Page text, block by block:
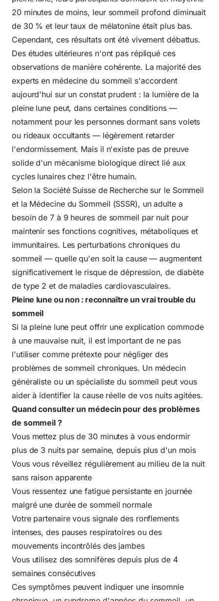
20 minutes de moins, leur sommeil profond diminuait
de 30 % et leur taux de mélatonine était plus bas.
Cependant, ces résultats ont été vivement débattus.
Des études ultérieures n'ont pas répliqué ces
observations de manière cohérente. La majorité des
experts en médecine du sommeil s'accordent
aujourd'hui sur un constat prudent : la lumière de la
pleine lune peut, dans certaines conditions —
notamment pour les personnes dormant sans volets
ou rideaux occultants — légèrement retarder
l'endormissement. Mais il n'existe pas de preuve
solide d'un mécanisme biologique direct lié aux
cycles lunaires chez l'être humain.
Selon la Société Suisse de Recherche sur le Sommeil
et la Médecine du Sommeil (SSSR), un adulte a
besoin de 7 à 9 heures de sommeil par nuit pour
maintenir ses fonctions cognitives, métaboliques et
immunitaires. Les perturbations chroniques du
sommeil — quelle qu'en soit la cause — augmentent
significativement le risque de dépression, de diabète
de type 2 et de maladies cardiovasculaires.
Pleine lune ou non : reconnaître un vrai trouble du
sommeil
Si la pleine lune peut offrir une explication commode
à une mauvaise nuit, il est important de ne pas
l'utiliser comme prétexte pour négliger des
problèmes de sommeil chroniques. Un médecin
généraliste ou un spécialiste du sommeil peut vous
aider à identifier la cause réelle de vos nuits agitées.
Quand consulter un médecin pour des problèmes
de sommeil ?
Vous mettez plus de 30 minutes à vous endormir
plus de 3 nuits par semaine, depuis plus d'un mois
Vous vous réveillez régulièrement au milieu de la nuit
sans raison apparente
Vous ressentez une fatigue persistante en journée
malgré une durée de sommeil normale
Votre partenaire vous signale des ronflements
intenses, des pauses respiratoires ou des
mouvements incontrôlés des jambes
Vous utilisez des somnifères depuis plus de 4
semaines consécutives
Ces symptômes peuvent indiquer une insomnie